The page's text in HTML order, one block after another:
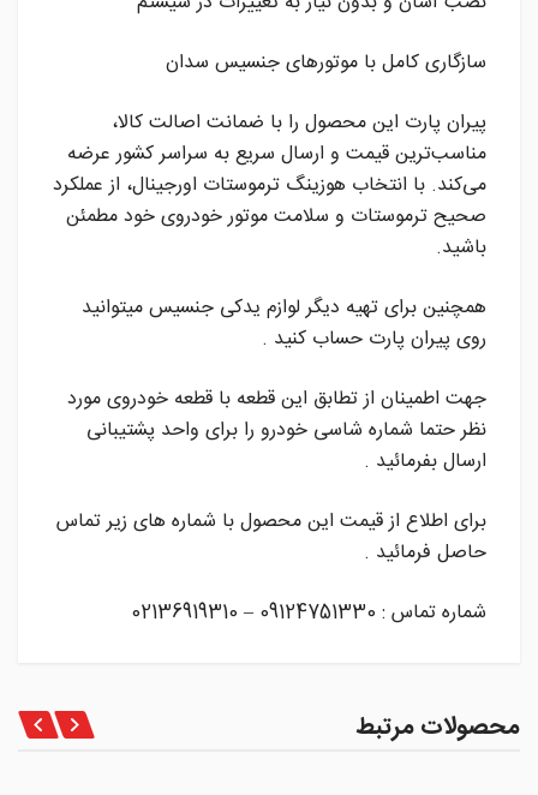
سازگاری کامل با موتورهای جنسیس سدان
پیران پارت این محصول را با ضمانت اصالت کالا،
مناسب‌ترین قیمت و ارسال سریع به سراسر کشور عرضه
می‌کند. با انتخاب هوزینگ ترموستات اورجینال، از عملکرد
صحیح ترموستات و سلامت موتور خودروی خود مطمئن
باشید.
همچنین برای تهیه دیگر لوازم یدکی جنسیس میتوانید
روی پیران پارت حساب کنید .
جهت اطمینان از تطابق این قطعه با قطعه خودروی مورد
نظر حتما شماره شاسی خودرو را برای واحد پشتیبانی
ارسال بفرمائید .
برای اطلاع از قیمت این محصول با شماره های زیر تماس
حاصل فرمائید .
شماره تماس : 09124751330 – 02136919310
محصولات مرتبط